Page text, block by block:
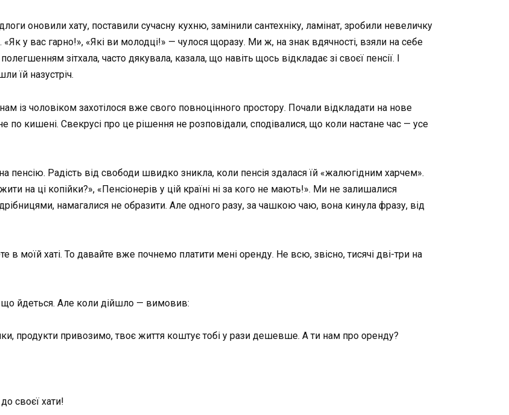
оновили хату, поставили сучасну кухню, замінили сантехніку, ламінат, зробили невеличку
у вас гарно!», «Які ви молодці!» — чулося щоразу. Ми ж, на знак вдячності, взяли на себе
зітхала, часто дякувала, казала, що навіть щось відкладає зі своєї пенсії. І
їй назустріч.
із чоловіком захотілося вже свого повноцінного простору. Почали відкладати на нове
по кишені. Свекрусі про це рішення не розповідали, сподівалися, що коли настане час — усе
пенсію. Радість від свободи швидко зникла, коли пенсія здалася їй «жалюгідним харчем».
на ці копійки?», «Пенсіонерів у цій країні ні за кого не мають!». Ми не залишалися
намагалися не образити. Але одного разу, за чашкою чаю, вона кинула фразу, від
моїй хаті. То давайте вже почнемо платити мені оренду. Не всю, звісно, тисячі дві-три на
що йдеться. Але коли дійшло — вимовив:
продукти привозимо, твоє життя коштує тобі у рази дешевше. А ти нам про оренду?
своєї хати!